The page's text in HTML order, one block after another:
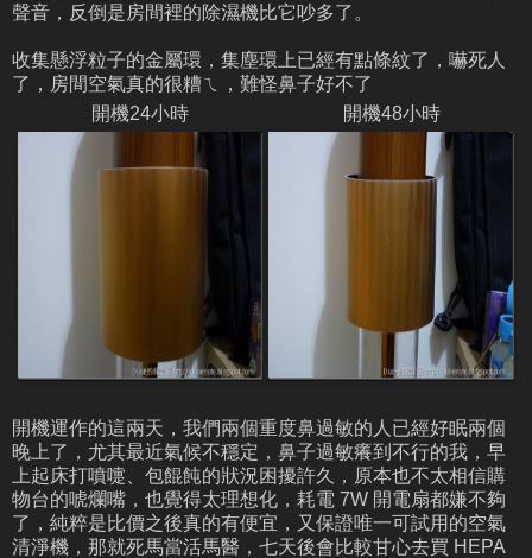
聲音，反倒是房間裡的除濕機比它吵多了。
收集懸浮粒子的金屬環，集塵環上已經有點條紋了，嚇死人
了，房間空氣真的很糟ㄟ，難怪鼻子好不了
開機24小時
開機48小時
開機運作的這兩天，我們兩個重度鼻過敏的人已經好眠兩個
晚上了，尤其最近氣候不穩定，鼻子過敏癢到不行的我，早
上起床打噴嚏、包餛飩的狀況困擾許久，原本也不太相信購
物台的唬爛嘴，也覺得太理想化，耗電 7W 開電扇都嫌不夠
了，純粹是比價之後真的有便宜，又保證唯一可試用的空氣
清淨機，那就死馬當活馬醫，七天後會比較甘心去買 HEPA